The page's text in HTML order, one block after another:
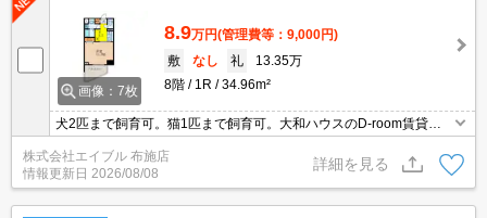
画像：7枚
8.9万円(管理費等：9,000円)
敷
なし 礼
13.35万
8階
1R 34.96m²
犬2匹まで飼育可。猫1匹まで飼育可。大和ハウスのD-room賃貸。I
Cロック電池2,090円(契約時)。インターネット無料。オートロッ
ク。宅配ボックスあり。ALSOKホームセキュリティ付で安心。
株式会社エイブル 布施店
情報更新日 2026/08/08
詳細を見る